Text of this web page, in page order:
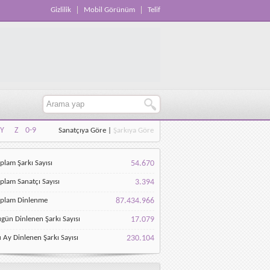
Gizlilik Mobil Görünüm Telif
Y Z
0-9
Y Z 0-9
Sanatçıya Göre Şarkıya Göre
Şarkı Sayısı 54.670
Sanatçı Sayısı 3.394
Dinlenme 87.434.966
Dinlenen Şarkı Sayısı 17.079
Ay Dinlenen Şarkı Sayısı 230.104